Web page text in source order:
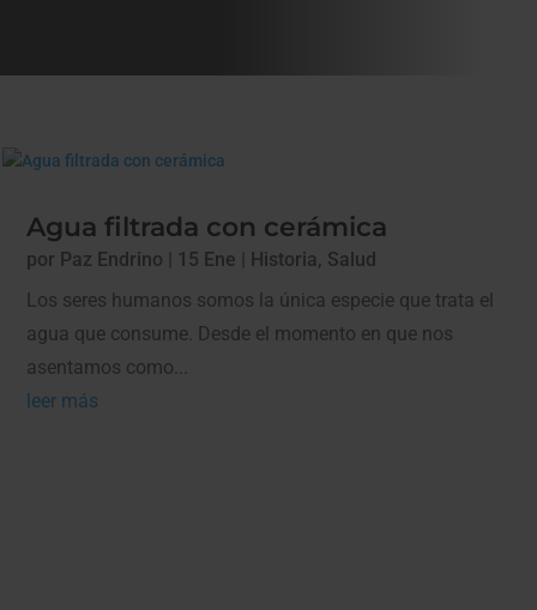
Agua filtrada con cerámica
por Paz Endrino 15 Ene Historia, Salud
Los seres humanos somos la única especie que trata el
agua que consume. Desde el momento en que nos
asentamos como...
leer más